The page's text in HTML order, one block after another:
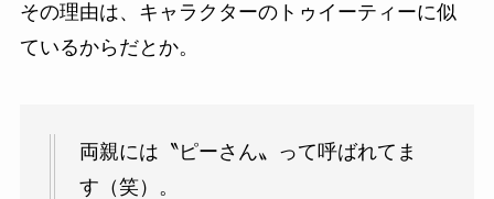
その理由は、キャラクターのトゥイーティーに似
ているからだとか。
両親には〝ピーさん〟って呼ばれてま
す（笑）。